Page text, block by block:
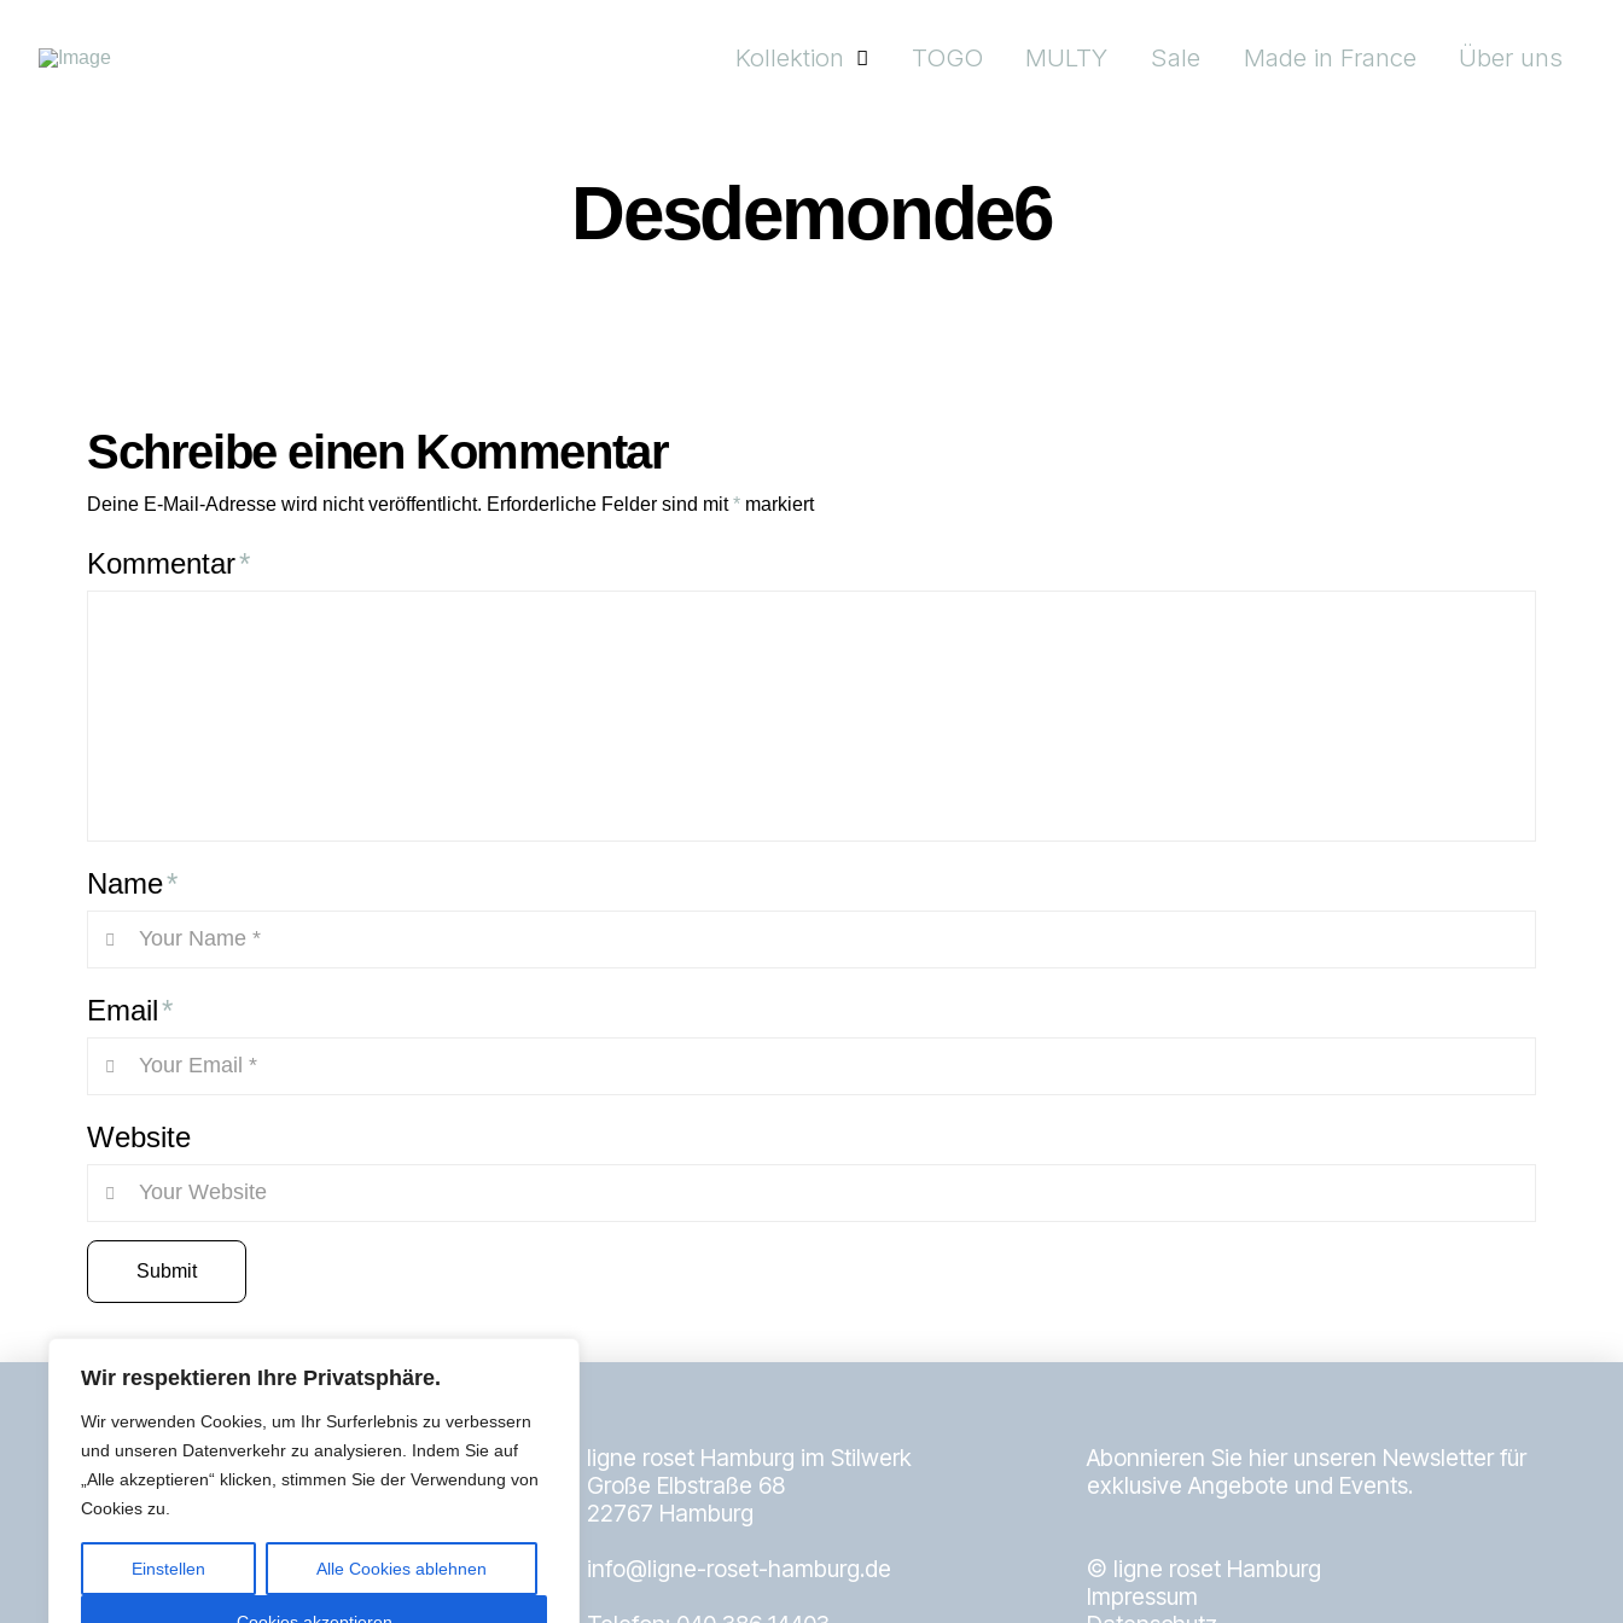
Wir respektieren Ihre Privatsphäre.
Wir verwenden Cookies, um Ihr Surferlebnis zu verbessern
und unseren Datenverkehr zu analysieren. Indem Sie auf
„Alle akzeptieren“ klicken, stimmen Sie der Verwendung von
Cookies zu.
Einstellen Alle Cookies ablehnen
Kollektion TOGO MULTY Sale Made in France Über uns
Desdemonde6
Schreibe einen Kommentar
Deine E-Mail-Adresse wird nicht veröffentlicht. Erforderliche Felder sind mit* markiert
Kommentar*
Name*
Email*
Website
Startseite
Über uns
Kollektion
Togo konfigurieren
ligne roset Hamburg im Stilwerk
Große Elbstraße 68
22767 Hamburg
info@ligne-roset-hamburg.de
Abonnieren Sie hier unseren Newsletter für
exklusive Angebote und Events.
© ligne roset Hamburg
Impressum